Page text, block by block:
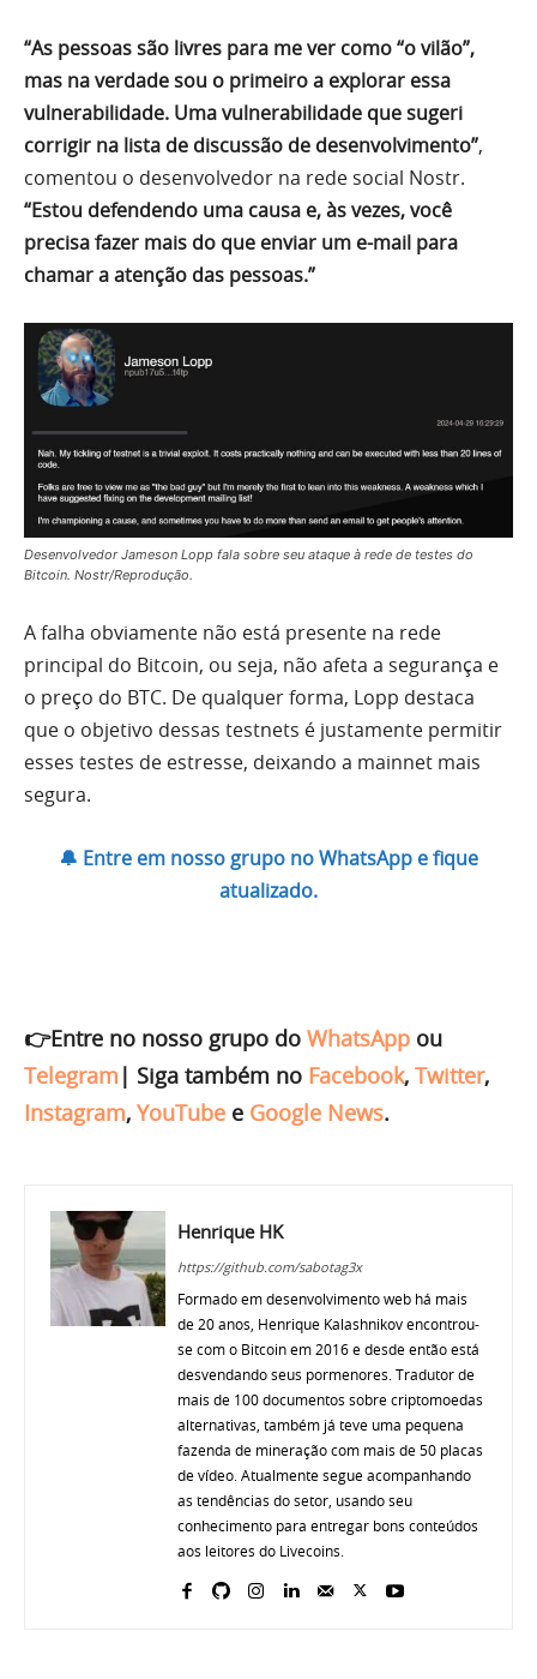
“As pessoas são livres para me ver como “o vilão”,
mas na verdade sou o primeiro a explorar essa
vulnerabilidade. Uma vulnerabilidade que sugeri
corrigir na lista de discussão de desenvolvimento”,
comentou o desenvolvedor na rede social Nostr.
“Estou defendendo uma causa e, às vezes, você
precisa fazer mais do que enviar um e-mail para
chamar a atenção das pessoas.”
Desenvolvedor Jameson Lopp fala sobre seu ataque à rede de testes do
Bitcoin. Nostr/Reprodução.
A falha obviamente não está presente na rede
principal do Bitcoin, ou seja, não afeta a segurança e
o preço do BTC. De qualquer forma, Lopp destaca
que o objetivo dessas testnets é justamente permitir
esses testes de estresse, deixando a mainnet mais
segura.
🔔 Entre em nosso grupo no WhatsApp e fique
atualizado.
👉Entre no nosso grupo do WhatsApp ou
Telegram | Siga também no Facebook, Twitter,
Instagram, YouTube e Google News.
Henrique HK
https://github.com/sabotag3x
Formado em desenvolvimento web há mais
de 20 anos, Henrique Kalashnikov encontrou-
se com o Bitcoin em 2016 e desde então está
desvendando seus pormenores. Tradutor de
mais de 100 documentos sobre criptomoedas
alternativas, também já teve uma pequena
fazenda de mineração com mais de 50 placas
de vídeo. Atualmente segue acompanhando
as tendências do setor, usando seu
conhecimento para entregar bons conteúdos
aos leitores do Livecoins.